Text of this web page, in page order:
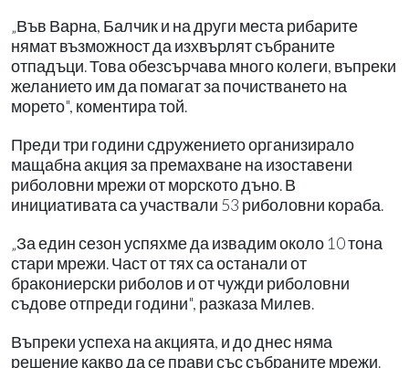
„Във Варна, Балчик и на други места рибарите
нямат възможност да изхвърлят събраните
отпадъци. Това обезсърчава много колеги, въпреки
желанието им да помагат за почистването на
морето", коментира той.
Преди три години сдружението организирало
мащабна акция за премахване на изоставени
риболовни мрежи от морското дъно. В
инициативата са участвали 53 риболовни кораба.
„За един сезон успяхме да извадим около 10 тона
стари мрежи. Част от тях са останали от
бракониерски риболов и от чужди риболовни
съдове отпреди години", разказа Милев.
Въпреки успеха на акцията, и до днес няма
решение какво да се прави със събраните мрежи.